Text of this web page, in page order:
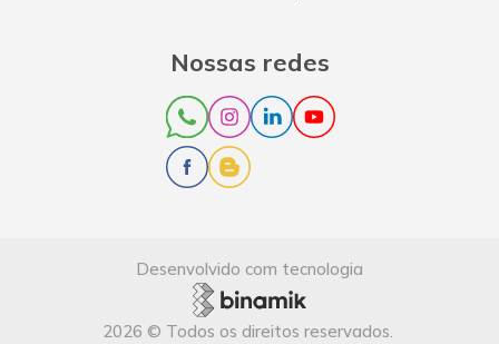
Nossas redes
Desenvolvido com tecnologia
2026 © Todos os direitos reservados.